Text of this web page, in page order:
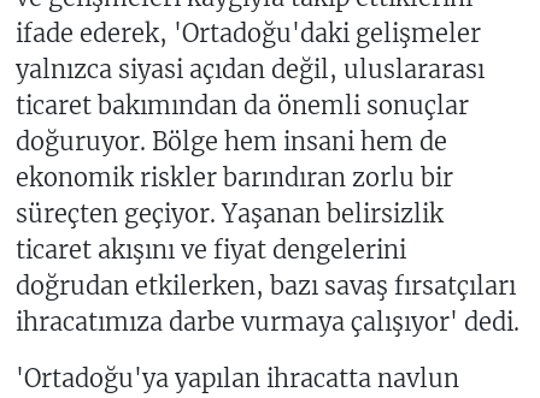
ifade ederek, 'Ortadoğu'daki gelişmeler
yalnızca siyasi açıdan değil, uluslararası
ticaret bakımından da önemli sonuçlar
doğuruyor. Bölge hem insani hem de
ekonomik riskler barındıran zorlu bir
süreçten geçiyor. Yaşanan belirsizlik
ticaret akışını ve fiyat dengelerini
doğrudan etkilerken, bazı savaş fırsatçıları
ihracatımıza darbe vurmaya çalışıyor' dedi.
'Ortadoğu'ya yapılan ihracatta navlun